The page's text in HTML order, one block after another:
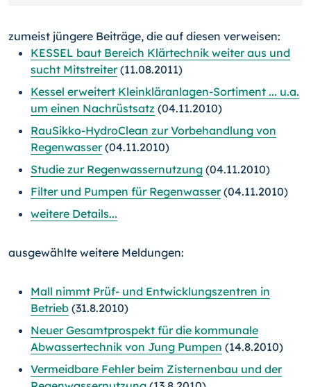
zumeist jüngere Beiträge, die auf diesen verweisen:
KESSEL baut Bereich Klärtechnik weiter aus und
sucht Mitstreiter(11.08.2011)
Kessel erweitert Kleinkläranlagen-Sortiment ... u.a.
um einen Nachrüstsatz (04.11.2010)
RauSikko-HydroClean zur Vorbehandlung von
Regenwasser(04.11.2010)
Studie zur Regenwassernutzung (04.11.2010)
Filter und Pumpen für Regenwasser(04.11.2010)
weitere Details...
ausgewählte weitere Meldungen:
Mall nimmt Prüf- und Entwicklungszentren in
Betrieb (31.8.2010)
Neuer Gesamtprospekt für die kommunale
Abwassertechnik von Jung Pumpen (14.8.2010)
Vermeidbare Fehler beim Zisternenbau und der